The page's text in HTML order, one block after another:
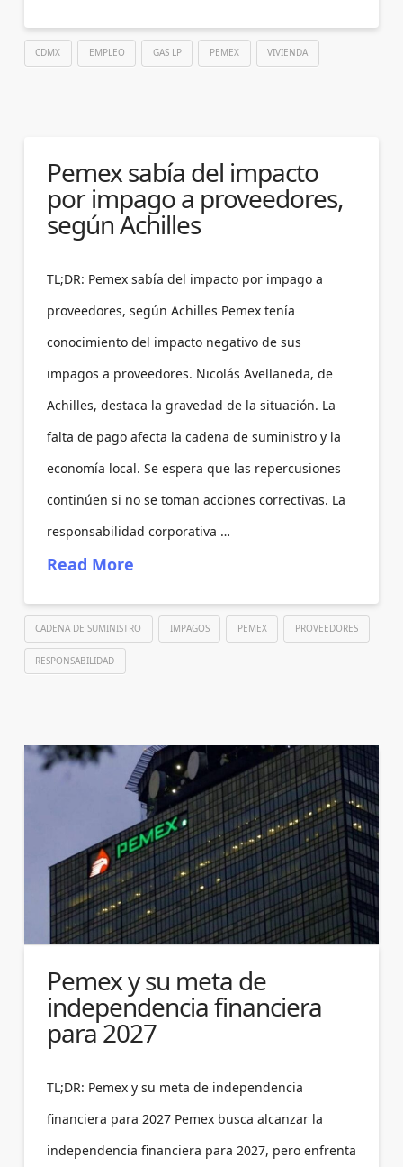
CDMX EMPLEO GAS LP PEMEX VIVIENDA
Pemex sabía del impacto
por impago a proveedores,
según Achilles
TL;DR: Pemex sabía del impacto por impago a
proveedores, según Achilles Pemex tenía
conocimiento del impacto negativo de sus
impagos a proveedores. Nicolás Avellaneda, de
Achilles, destaca la gravedad de la situación. La
falta de pago afecta la cadena de suministro y la
economía local. Se espera que las repercusiones
continúen si no se toman acciones correctivas. La
responsabilidad corporativa …
Read More
CADENA DE SUMINISTRO IMPAGOS PEMEX PROVEEDORES
RESPONSABILIDAD
Pemex y su meta de
independencia financiera
para 2027
TL;DR: Pemex y su meta de independencia
financiera para 2027 Pemex busca alcanzar la
independencia financiera para 2027, pero enfrenta